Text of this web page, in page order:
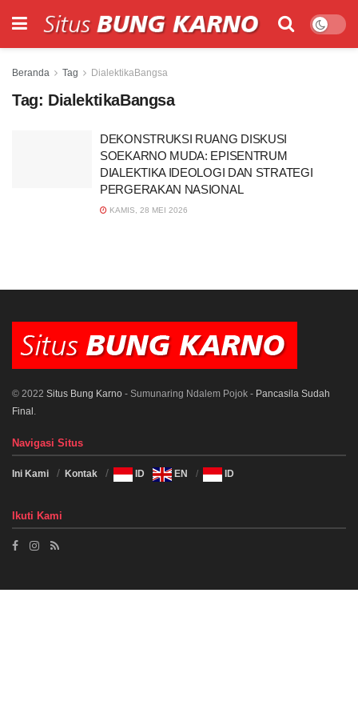
Beranda Tag DialektikaBangsa
Tag: DialektikaBangsa
DEKONSTRUKSI RUANG DISKUSI
SOEKARNO MUDA: EPISENTRUM
DIALEKTIKA IDEOLOGI DAN STRATEGI
PERGERAKAN NASIONAL
KAMIS, 28 MEI 2026
© 2022 Situs Bung Karno - Sumunaring Ndalem Pojok - Pancasila Sudah
Final .
Navigasi Situs
Ini Kami Kontak ID EN ID
Ikuti Kami